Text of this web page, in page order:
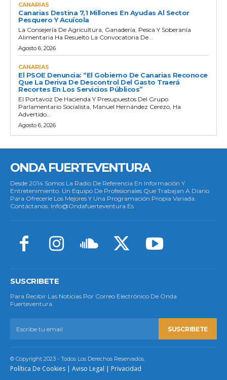
CANARIAS
Canarias Destina 7,1 Millones En Ayudas Al Sector
Pesquero Y Acuícola
La Consejería De Agricultura, Ganadería, Pesca Y Soberanía
Alimentaria Ha Resuelto La Convocatoria De...
Agosto 6, 2026
CANARIAS
El PSOE Denuncia: “El Gobierno De Canarias Reconoce
Que La Deriva De Descontrol Del Gasto Traerá
Recortes En Los Servicios Públicos”
El Portavoz De Hacienda Y Presupuestos Del Grupo
Parlamentario Socialista, Manuel Hernández Cerezo, Ha
Advertido...
Agosto 6, 2026
ONDA FUERTEVENTURA
Desde 2014 Somos La Radio De Referencia En Información Y
Entretenimiento. Un Equipo De Profesionales Que Trabajan A Diario
Para Ofrecerle Los Mejores Y Una Programación Propia Variada.
Contáctanos: Info@ondafuerteventura.es
SUSCRIBETE
Para Recibir Las Noticias Por Correo Electrónico De Onda
Fuerteventura.
SUSCRIBETE
© Copyright 2023 - Todos Los Derechos Reservados.
Política De Cookies | Aviso Legal | Privacidad